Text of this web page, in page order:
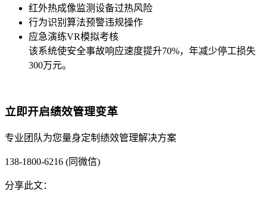
红外热成像监测设备过热风险
行为识别算法预警违规操作
应急演练VR模拟考核
该系统使安全事故响应速度提升70%，年减少停工损失
300万元。
立即开启绩效管理变革
专业团队为您量身定制绩效管理解决方案
138-1800-6216 (同微信)
分享此文：